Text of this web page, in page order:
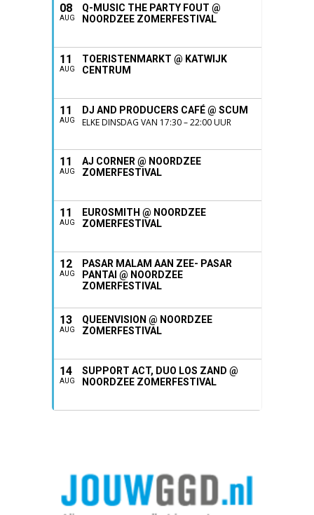
08
AUG
Q-MUSIC THE PARTY FOUT @
NOORDZEE ZOMERFESTIVAL
11
AUG
TOERISTENMARKT @ KATWIJK
CENTRUM
11
AUG
DJ AND PRODUCERS CAFÉ @ SCUM
ELKE DINSDAG VAN 17:30 – 22:00 UUR
11
AUG
AJ CORNER @ NOORDZEE
ZOMERFESTIVAL
11
AUG
EUROSMITH @ NOORDZEE
ZOMERFESTIVAL
12
AUG
PASAR MALAM AAN ZEE- PASAR
PANTAI @ NOORDZEE
ZOMERFESTIVAL
13
AUG
QUEENVISION @ NOORDZEE
ZOMERFESTIVAL
14
AUG
SUPPORT ACT, DUO LOS ZAND @
NOORDZEE ZOMERFESTIVAL